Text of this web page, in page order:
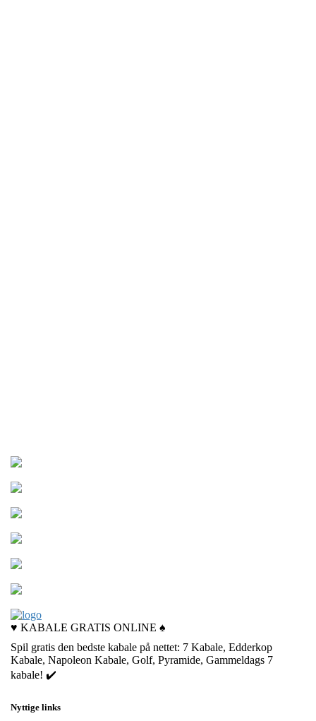
♥️ KABALE GRATIS ONLINE ♠️
Spil gratis den bedste kabale på nettet: 7 Kabale, Edderkop
Kabale, Napoleon Kabale, Golf, Pyramide, Gammeldags 7
kabale! ✔️
Nyttige links